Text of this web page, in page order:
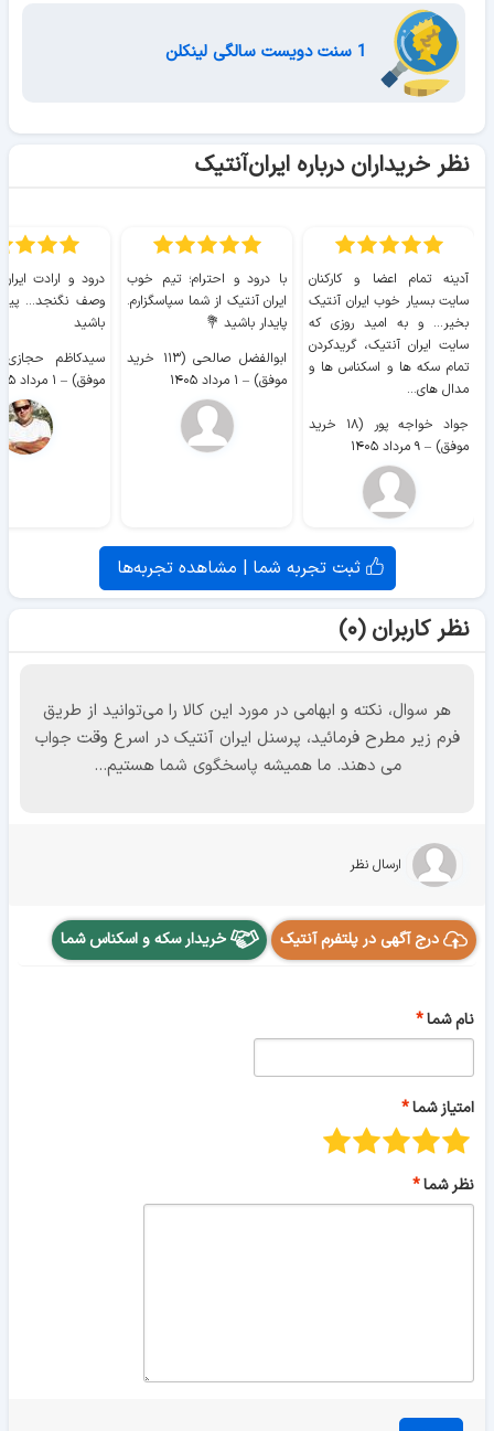
نظر خریداران درباره ایران‌آنتیک
آدینه تمام اعضا و کارکنان
سایت بسیار خوب ايران آنتیک
بخیر... و به امید روزی که
سایت ايران آنتیک، گریدکردن
تمام سکه ها و اسکناس ها و
مدال های...
جواد خواجه پور (۱۸ خرید
موفق) – ۹ مرداد ۱۴۰۵
با درود و احترام؛ تیم خوب
ایران آنتیک از شما سپاسگزارم.
پایدار باشید 💐
ابوالفضل صالحی (۱۱۳ خرید
موفق) – ۱ مرداد ۱۴۰۵
درود و ارادت
وصف نگنجد...
باشید
موفق) – ۱ مرداد ۱۴۰۵
ثبت تجربه شما | مشاهده تجربه‌ها
نظر کاربران (۰)
هر سوال، نکته و ابهامی در مورد این کالا را می‌توانید از طریق
فرم زیر مطرح فرمائید، پرسنل ایران آنتیک در اسرع وقت جواب
می دهند. ما همیشه پاسخگوی شما هستیم...
ارسال نظر
درج آگهی در پلتفرم آنتیک خریدار سکه و اسکناس شما
نام شما
امتیاز شما
نظر شما